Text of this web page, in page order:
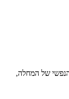
של המחלה,